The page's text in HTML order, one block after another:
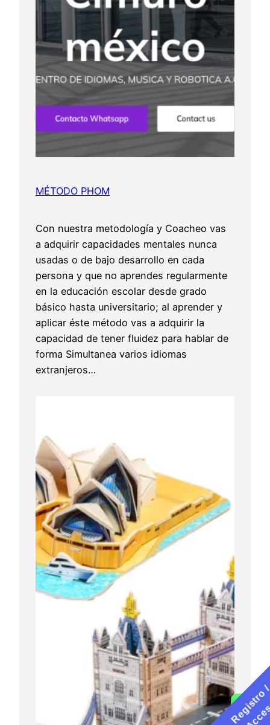
MÉTODO PHOM
Con nuestra metodología y Coacheo vas
a adquirir capacidades mentales nunca
usadas o de bajo desarrollo en cada
persona y que no aprendes regularmente
en la educación escolar desde grado
básico hasta universitario; al aprender y
aplicar éste método vas a adquirir la
capacidad de tener fluidez para hablar de
forma Simultanea varios idiomas
extranjeros…